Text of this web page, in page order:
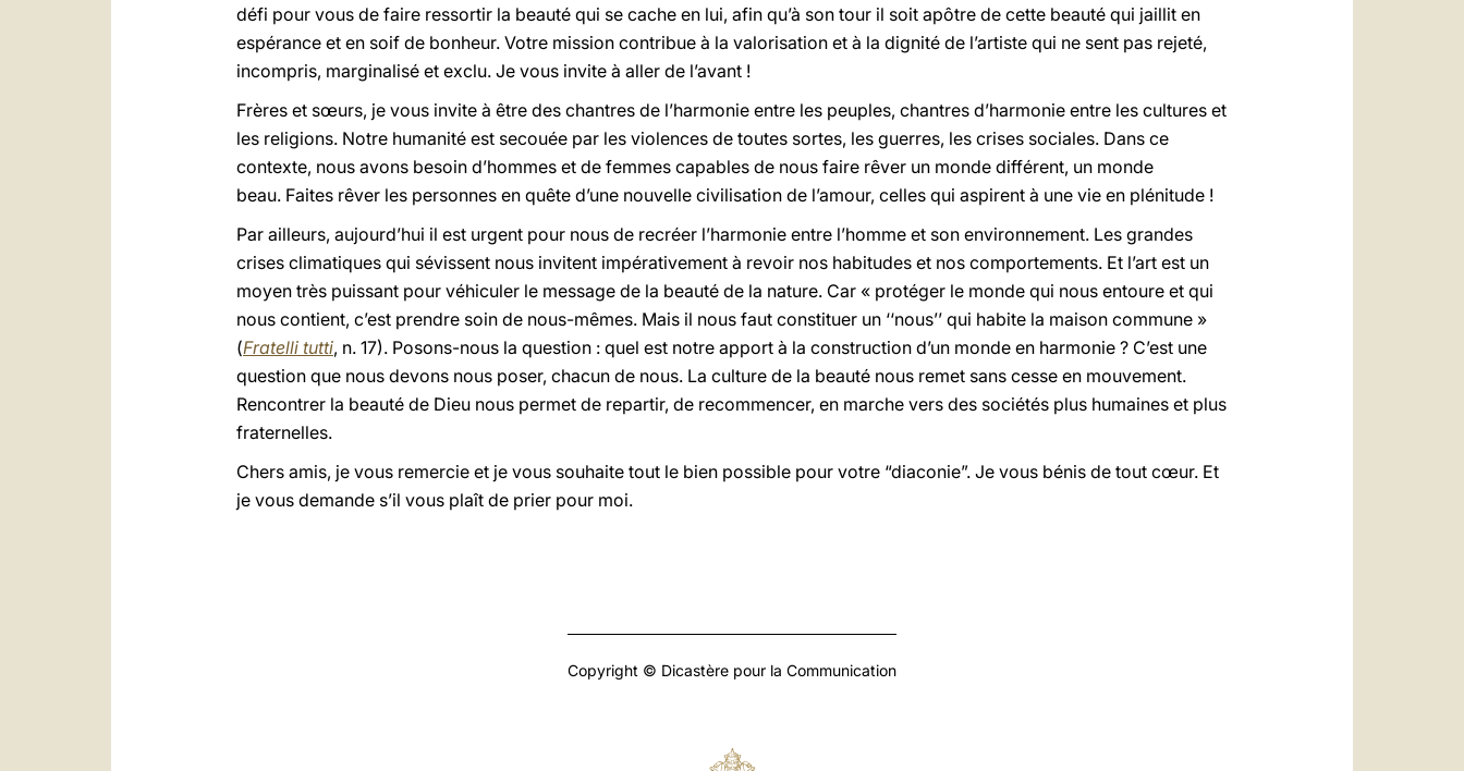
défi pour vous de faire ressortir la beauté qui se cache en lui, afin qu’à son tour il soit apôtre de cette beauté qui jaillit en
espérance et en soif de bonheur. Votre mission contribue à la valorisation et à la dignité de l’artiste qui ne sent pas rejeté,
incompris, marginalisé et exclu. Je vous invite à aller de l’avant !
Frères et sœurs, je vous invite à être des chantres de l’harmonie entre les peuples, chantres d’harmonie entre les cultures et
les religions. Notre humanité est secouée par les violences de toutes sortes, les guerres, les crises sociales. Dans ce
contexte, nous avons besoin d’hommes et de femmes capables de nous faire rêver un monde différent, un monde
beau. Faites rêver les personnes en quête d’une nouvelle civilisation de l’amour, celles qui aspirent à une vie en plénitude !
Par ailleurs, aujourd’hui il est urgent pour nous de recréer l’harmonie entre l’homme et son environnement. Les grandes
crises climatiques qui sévissent nous invitent impérativement à revoir nos habitudes et nos comportements. Et l’art est un
moyen très puissant pour véhiculer le message de la beauté de la nature. Car « protéger le monde qui nous entoure et qui
nous contient, c’est prendre soin de nous-mêmes. Mais il nous faut constituer un ‘‘nous’’ qui habite la maison commune »
(Fratelli tutti, n. 17). Posons-nous la question : quel est notre apport à la construction d’un monde en harmonie ? C’est une
question que nous devons nous poser, chacun de nous. La culture de la beauté nous remet sans cesse en mouvement.
Rencontrer la beauté de Dieu nous permet de repartir, de recommencer, en marche vers des sociétés plus humaines et plus
fraternelles.
Chers amis, je vous remercie et je vous souhaite tout le bien possible pour votre “diaconie”. Je vous bénis de tout cœur. Et
je vous demande s’il vous plaît de prier pour moi.
Copyright © Dicastère pour la Communication